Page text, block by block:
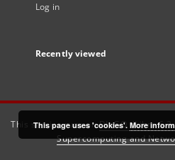
Log in
Recently viewed
This service runs onDInGO dLibra
Supercomputing and
This page uses 'cookies'. More